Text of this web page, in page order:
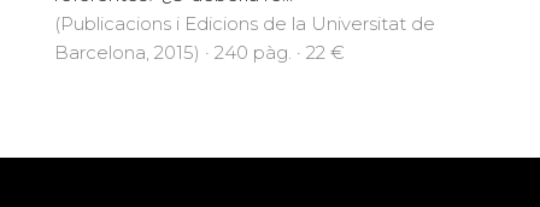
(Publicacions i Edicions de la Universitat de
Barcelona, 2015) · 240 pàg. · 22 €